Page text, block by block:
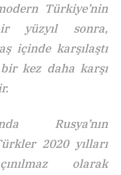
Türkiye’nin
yüzyıl sonra,
içinde karşılaştı
kez daha karşı
Rusya’nın
2020 yılları
olarak